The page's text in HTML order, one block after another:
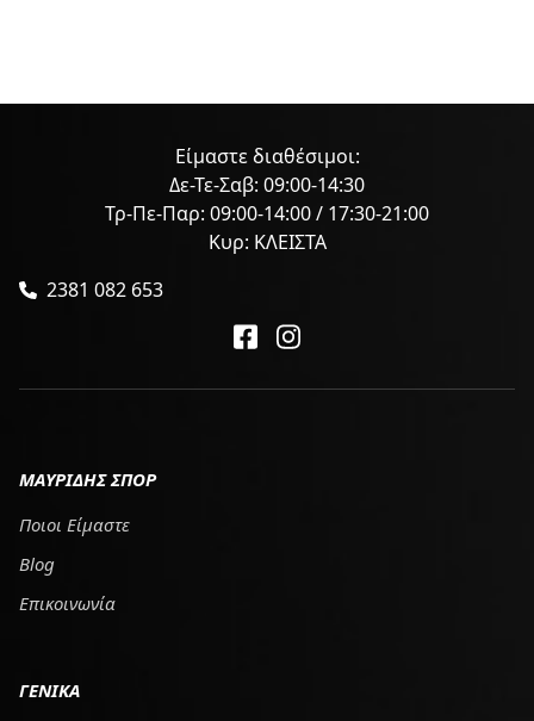
Είμαστε διαθέσιμοι:
Δε-Τε-Σαβ: 09:00-14:30
Τρ-Πε-Παρ: 09:00-14:00 / 17:30-21:00
Κυρ: ΚΛΕΙΣΤΑ
2381 082 653
ΜΑΥΡΙΔΗΣ ΣΠΟΡ
Ποιοι Είμαστε
Blog
Επικοινωνία
ΓΕΝΙΚΑ